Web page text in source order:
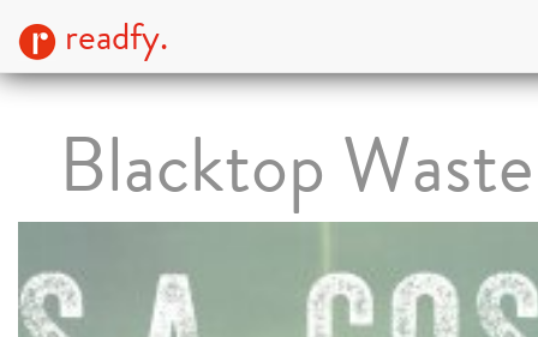
readfy.
Blacktop